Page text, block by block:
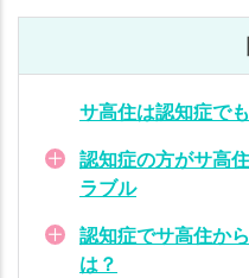
サ高住は認知症で
認知症の方がサ高
ラブル
認知症でサ高住か
は？
①：
り・
声掛
け
サ高
住の
認知
症ケ